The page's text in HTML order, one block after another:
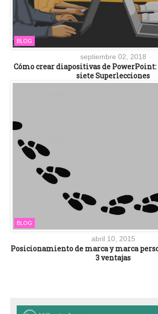
BLOG
septiembre 02, 2018
Cómo crear diapositivas de PowerPoint:
siete Superlecciones
BLOG
abril 10, 2015
Posicionamiento de marca y marca
3 ventajas